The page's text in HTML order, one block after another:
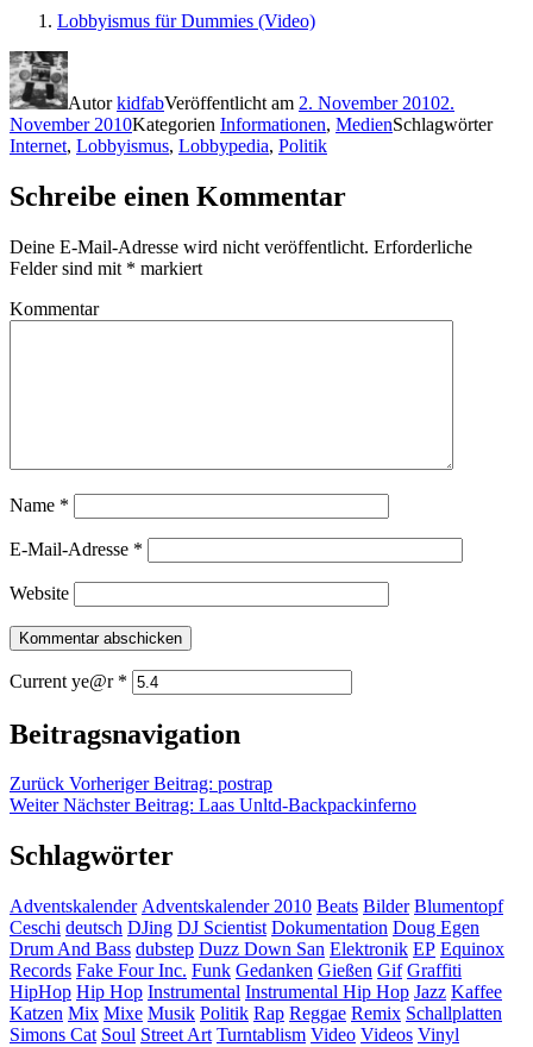
Lobbyismus für Dummies (Video)
AutorkidfabVeröffentlicht am 2. November 20102.
November 2010Kategorien Informationen, MedienSchlagwörter
Internet, Lobbyismus, Lobbypedia, Politik
Schreibe einen Kommentar
Deine E-Mail-Adresse wird nicht veröffentlicht. Erforderliche
Felder sind mit * markiert
Kommentar
Name *
E-Mail-Adresse *
Website
Current ye@r *
Beitragsnavigation
Zurück Vorheriger Beitrag: postrap
Weiter Nächster Beitrag: Laas Unltd-Backpackinferno
Schlagwörter
Adventskalender Adventskalender 2010 Beats Bilder Blumentopf
Ceschi deutsch DJing DJ Scientist Dokumentation Doug Egen
Drum And Bass dubstep Duzz Down San Elektronik EP Equinox
Records Fake Four Inc. Funk Gedanken Gießen Gif Graffiti
HipHop Hip Hop Instrumental Instrumental Hip Hop Jazz Kaffee
Katzen Mix Mixe Musik Politik Rap Reggae Remix Schallplatten
Simons Cat Soul Street Art Turntablism Video Videos Vinyl